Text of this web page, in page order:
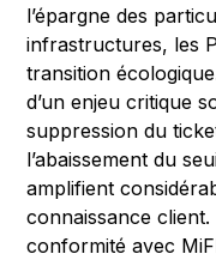
l’épargne des
infrastructures, les
transition
d’un enjeu critique
suppression du
l’abaissement du
amplifient
connaissance
conformité avec